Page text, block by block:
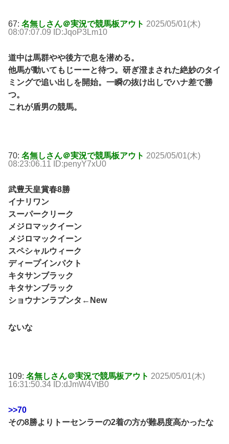
67: 名無しさん＠実況で競馬板アウト 2025/05/01(木)
08:07:07.09 ID:JqoP3Lm10
道中は馬群やや後方で息を潜める。
他馬が動いてもじーーと待つ。研ぎ澄まされた絶妙のタイ
ミングで追い出しを開始。一瞬の抜け出しでハナ差で勝
つ。
これが盾男の競馬。
70: 名無しさん＠実況で競馬板アウト 2025/05/01(木)
08:23:06.11 ID:penyY7xU0
武豊天皇賞春8勝
イナリワン
スーパークリーク
メジロマックイーン
メジロマックイーン
スペシャルウィーク
ディープインパクト
キタサンブラック
キタサンブラック
ショウナンラプンタ←New
ないな
109: 名無しさん＠実況で競馬板アウト 2025/05/01(木)
16:31:50.34 ID:dJmW4VtB0
>>70
その8勝よりトーセンラーの2着の方が難易度高かったな